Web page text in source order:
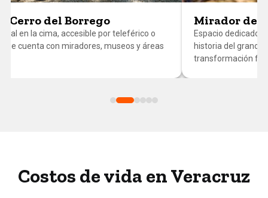
Cerro del Borrego
en la cima, accesible por teleférico o
que cuenta con miradores, museos y áreas
Mirador del
Espacio dedicado
historia del grano,
transformación
Costos de vida en Veracruz